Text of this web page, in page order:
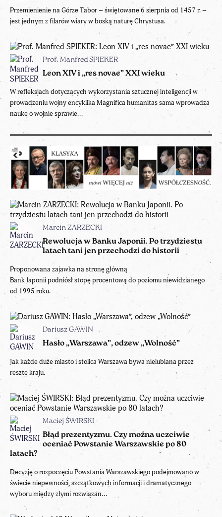
Przemienienie na Górze Tabor – świętowane 6 sierpnia od 1457 r. –
jest jednym z filarów wiary w boską naturę Chrystusa.
Prof. Manfred SPIEKER
Leon XIV i „res novae” XXI wieku
W refleksjach dotyczących wykorzystania sztucznej inteligencji w
prowadzeniu wojny encyklika Magnifica humanitas sama wprowadza
naukę o wojnie sprawie...
Marcin ZARZECKI
Rewolucja w Banku Japonii. Po trzydziestu
latach tani jen przechodzi do historii
Proponowana zajawka na stronę główną
Bank Japonii podniósł stopę procentową do poziomu niewidzianego
od 1995 roku.
Dariusz GAWIN
Hasło „Warszawa”, odzew „Wolność”
Jak każde duże miasto i stolica Warszawa bywa nielubiana przez
resztę kraju.
Maciej ŚWIRSKI
Błąd prezentyzmu. Czy można uczciwie
oceniać Powstanie Warszawskie po 80
latach?
Decyzję o rozpoczęciu Powstania Warszawskiego podejmowano w
świecie niepewności, szczątkowych informacji i dramatycznego
wyboru między złymi rozwiązan...